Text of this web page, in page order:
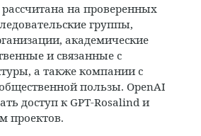
на проверенных
группы,
академические
и связанные с
а также компании с
пользы. OpenAI
доступ к GPT‑Rosalind и
проектов.